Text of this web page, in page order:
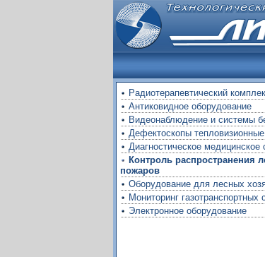
Радиотерапевтический
Антиковидное оборудование
Видеонаблюдение и системы
Дефектоскопы тепловизионные
Диагностическое медицинское
Контроль распространения
пожаров
Оборудование для лесных
Мониторинг газотранспортных
Электронное оборудование